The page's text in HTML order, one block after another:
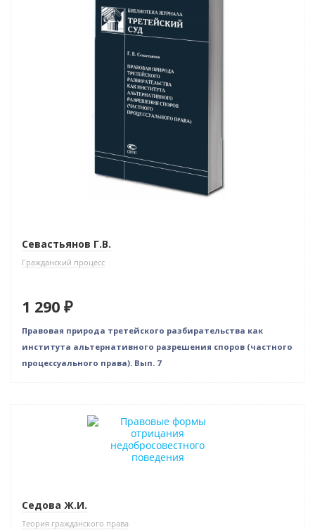
Севастьянов Г.В.
Гражданский процесс
1 290 ₽
Правовая природа третейского разбирательства как
института альтернативного разрешения споров (частного
процессуального права). Вып. 7
Седова Ж.И.
Теория гражданского права